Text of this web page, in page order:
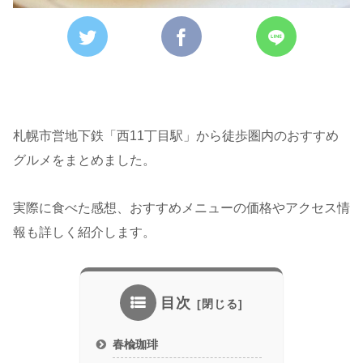
札幌市営地下鉄「西11丁目駅」から徒歩圏内のおすすめ
グルメをまとめました。
実際に食べた感想、おすすめメニューの価格やアクセス情
報も詳しく紹介します。
目次
春楡珈琲